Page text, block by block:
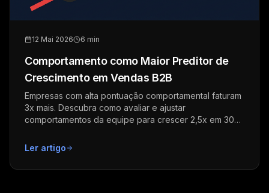
12 Mai 2026 6 min
Comportamento como Maior Preditor de
Crescimento em Vendas B2B
Empresas com alta pontuação comportamental faturam
3x mais. Descubra como avaliar e ajustar
comportamentos da equipe para crescer 2,5x em 30
Ler artigo